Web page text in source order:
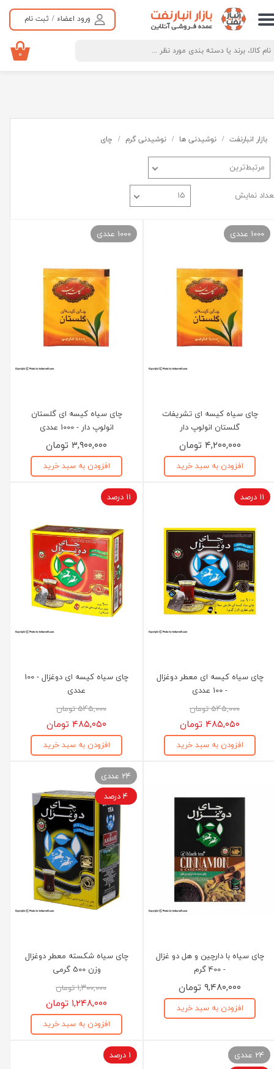
ورود اعضاء / ثبت نام
حساب کاربری من
تغییر گذر واژه
۰
بازار انبارنفت نوشیدنی ها نوشیدنی گرم چای
مرتبط‌ترین
نمایش ۱۵
چای سیاه کیسه ای تشریفات
گلستان انولوپ دار
۴,۲۰۰,۰۰۰ تومان
افزودن به سبد خرید
1000 عددی
چای سیاه کیسه ای گلستان
انولوپ دار - 1000 عددی
۳,۹۰۰,۰۰۰ تومان
افزودن به سبد خرید
1000 عددی
چای سیاه کیسه ای معطر دوغزال
- 100 عددی
۵۴۵,۰۰۰ تومان
۴۸۵,۰۵۰ تومان
افزودن به سبد خرید
۱۱ درصد
چای سیاه کیسه ای دوغزال - 100
عددی
۵۴۵,۰۰۰ تومان
۴۸۵,۰۵۰ تومان
افزودن به سبد خرید
۱۱ درصد
چای سیاه با دارچین و هل دو غزال
- 400 گرم
۹,۴۸۰,۰۰۰ تومان
افزودن به سبد خرید
چای سیاه شکسته معطر دوغزال
وزن 500 گرمی
۱,۳۰۰,۰۰۰ تومان
۱,۲۴۸,۰۰۰ تومان
افزودن به سبد خرید
24 عددی
۴ درصد
24 عددی
۱ درصد